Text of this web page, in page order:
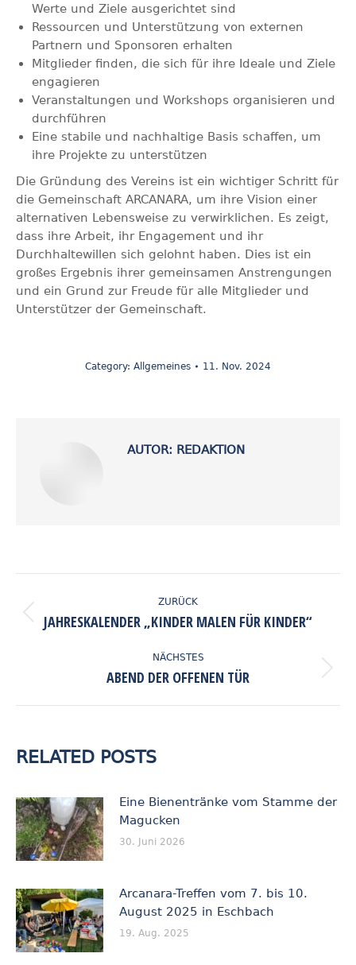
Werte und Ziele ausgerichtet sind
Ressourcen und Unterstützung von externen
Partnern und Sponsoren erhalten
Mitglieder finden, die sich für ihre Ideale und Ziele
engagieren
Veranstaltungen und Workshops organisieren und
durchführen
Eine stabile und nachhaltige Basis schaffen, um
ihre Projekte zu unterstützen
Die Gründung des Vereins ist ein wichtiger Schritt für
die Gemeinschaft ARCANARA, um ihre Vision einer
alternativen Lebensweise zu verwirklichen. Es zeigt,
dass ihre Arbeit, ihr Engagement und ihr
Durchhaltewillen sich gelohnt haben. Dies ist ein
großes Ergebnis ihrer gemeinsamen Anstrengungen
und ein Grund zur Freude für alle Mitglieder und
Unterstützer der Gemeinschaft.
Category: Allgemeines 11. Nov. 2024
AUTOR: REDAKTION
ZURÜCK
Vorheriger
JAHRESKALENDER „KINDER MALEN FÜR KINDER“
NÄCHSTES
Nächster
ABEND DER OFFENEN TÜR
RELATED POSTS
Eine Bienentränke vom Stamme der
Magucken
30. Juni 2026
Arcanara-Treffen vom 7. bis 10.
August 2025 in Eschbach
19. Aug. 2025